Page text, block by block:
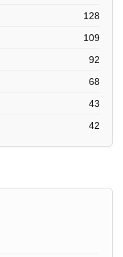
128
109
92
68
43
42